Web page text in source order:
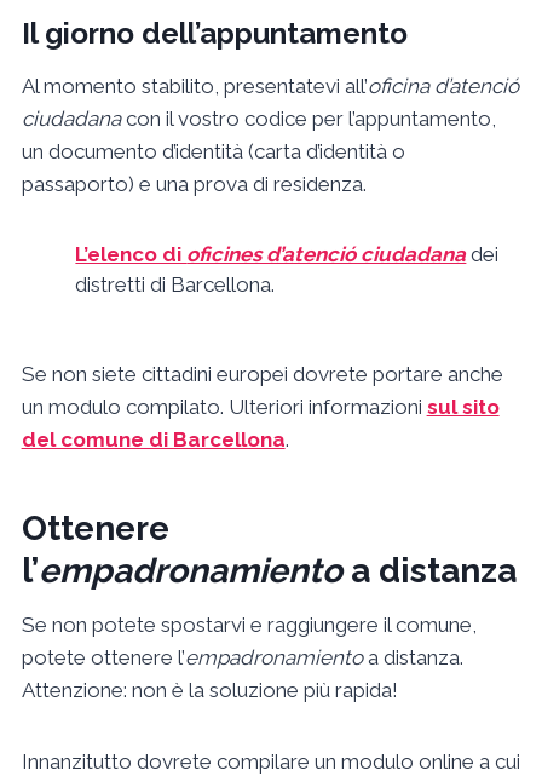
Il giorno dell’appuntamento
Al momento stabilito, presentatevi all’oficina d’atenció
ciudadanacon il vostro codice per l’appuntamento,
un documento d’identità (carta d’identità o
passaporto) e una prova di residenza.
L’elenco di oficines d’atenció ciudadana dei
distretti di Barcellona.
Se non siete cittadini europei dovrete portare anche
un modulo compilato. Ulteriori informazioni sul sito
del comune di Barcellona.
Ottenere
l’empadronamientoa distanza
Se non potete spostarvi e raggiungere il comune,
potete ottenere l’empadronamientoa distanza.
Attenzione: non è la soluzione più rapida!
Innanzitutto dovrete compilare un modulo online a cui